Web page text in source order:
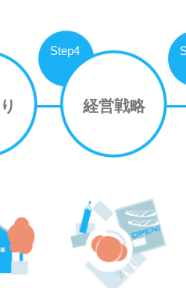
経営戦略